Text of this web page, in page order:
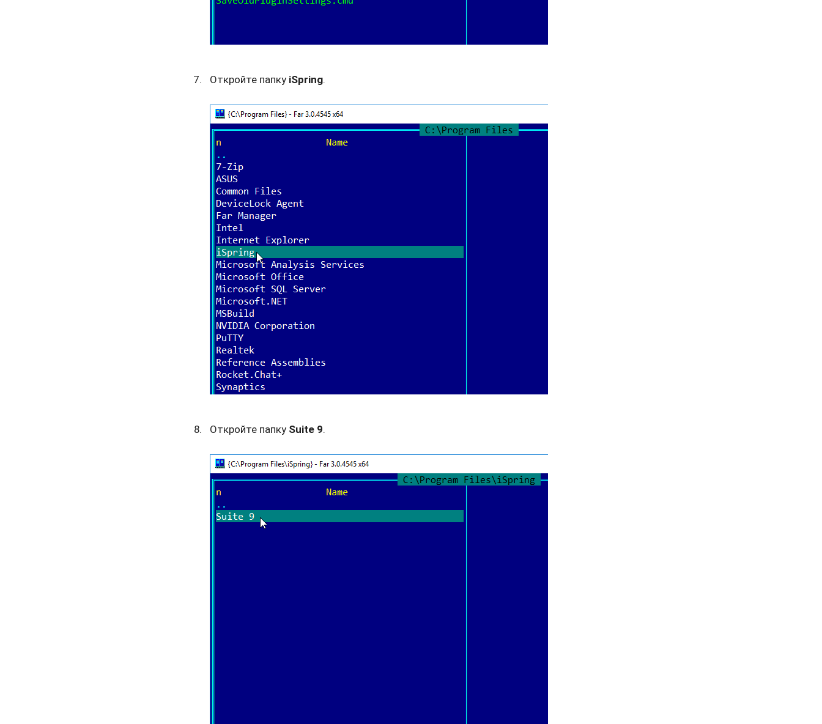
Откройте папку iSpring.
Откройте папку Suite 9.